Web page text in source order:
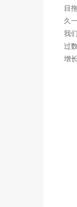
目
久
我
过
增